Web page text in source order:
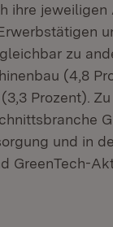
ihre
zu
(4,8
Prozent).
und in
GreenTech-